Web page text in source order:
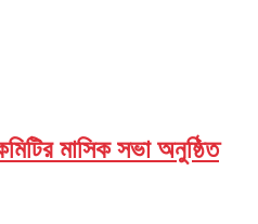
মাসিক সভা অনুষ্ঠিত